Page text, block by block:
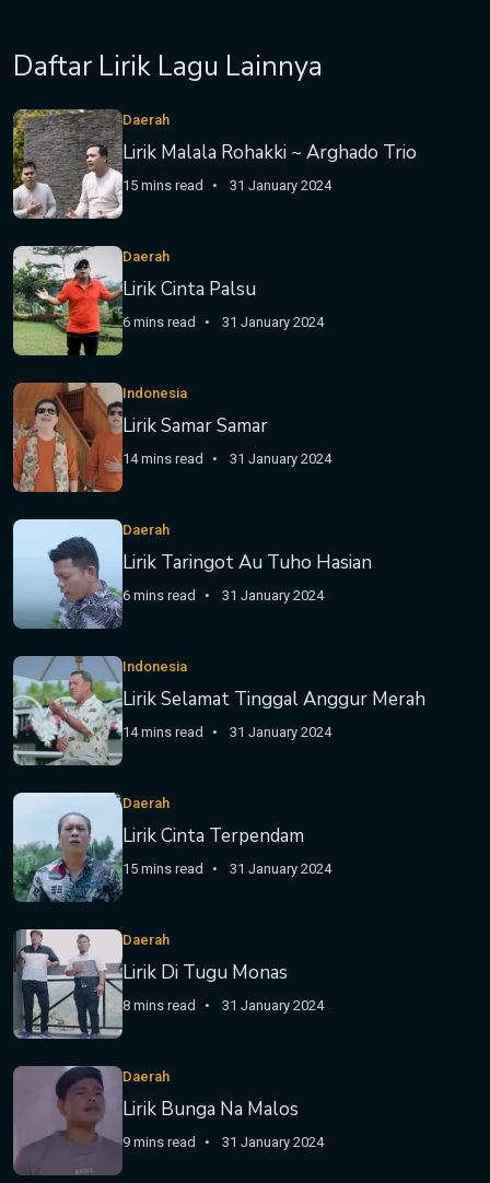
Daftar Lirik Lagu Lainnya
Daerah
Lirik Malala Rohakki ~ Arghado Trio
15 mins read 31 January 2024
Daerah
Lirik Cinta Palsu
6 mins read 31 January 2024
Indonesia
Lirik Samar Samar
14 mins read 31 January 2024
Daerah
Lirik Taringot Au Tuho Hasian
6 mins read 31 January 2024
Indonesia
Lirik Selamat Tinggal Anggur Merah
14 mins read 31 January 2024
Daerah
Lirik Cinta Terpendam
15 mins read 31 January 2024
Daerah
Lirik Di Tugu Monas
8 mins read 31 January 2024
Daerah
Lirik Bunga Na Malos
9 mins read 31 January 2024